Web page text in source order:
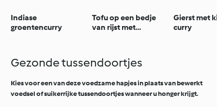
Indiase
groentencurry
Tofu op een bedje
van rijst met
Gierst met
curry
Gezonde tussendoortjes
Kies voor een van deze voedzame hapjes in plaats van bewerkt
voedsel of suikerrijke tussendoortjes wanneer u honger krijgt.